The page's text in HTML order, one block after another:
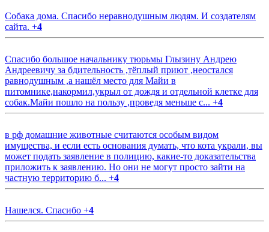
Собака дома. Спасибо неравнодушным людям. И создателям
сайта. +4
Спасибо большое начальнику тюрьмы Глызину Андрею
Андреевичу за бдительность ,тёплый приют ,неостался
равнодушным ,а нашёл место для Майи в
питомнике,накормил,укрыл от дождя и отдельной клетке для
собак.Майи пошло на пользу ,проведя меньше с... +4
в рф домашние животные считаются особым видом
имущества, и если есть основания думать, что кота украли, вы
может подать заявление в полицию, какие-то доказательства
приложить к заявлению. Но они не могут просто зайти на
частную территорию б... +4
Нашелся. Спасибо +4